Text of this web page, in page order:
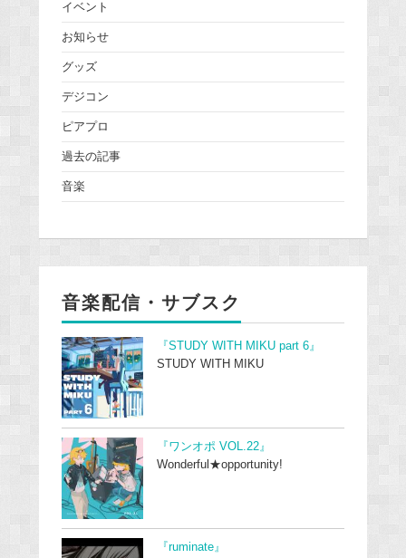
イベント
お知らせ
グッズ
デジコン
ピアプロ
過去の記事
音楽
音楽配信・サブスク
『STUDY WITH MIKU part 6』
STUDY WITH MIKU
『ワンオポ VOL.22』
Wonderful★opportunity!
『ruminate』